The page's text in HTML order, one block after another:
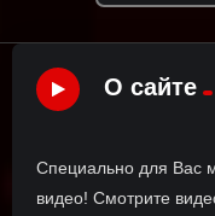
О сайте
Специально для Вас
видео! Смотрите